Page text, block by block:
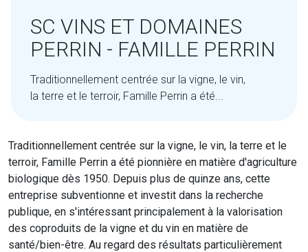
SC VINS ET DOMAINES
PERRIN - FAMILLE PERRIN
Traditionnellement centrée sur la vigne, le vin,
la terre et le terroir, Famille Perrin a été...
Traditionnellement centrée sur la vigne, le vin, la terre et le
terroir, Famille Perrin a été pionnière en matière d'agriculture
biologique dès 1950. Depuis plus de quinze ans, cette
entreprise subventionne et investit dans la recherche
publique, en s'intéressant principalement à la valorisation
des coproduits de la vigne et du vin en matière de
santé/bien-être. Au regard des résultats particulièrement